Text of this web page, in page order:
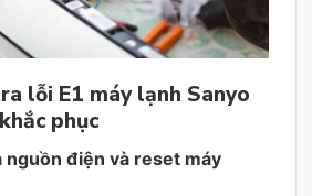
lỗi E1 máy lạnh Sanyo
phục
nguồn điện và reset máy